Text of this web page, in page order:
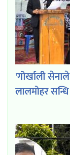
'गोर्खाली
लालमोहर